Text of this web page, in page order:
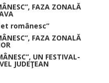
FAZA ZONALĂ
românesc”
FAZA ZONALĂ
UN FESTIVAL-
JUDEŢEAN